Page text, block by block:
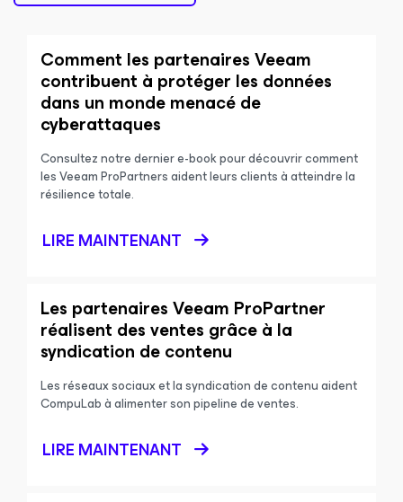
Comment les partenaires Veeam
contribuent à protéger les données
dans un monde menacé de
cyberattaques
Consultez notre dernier e-book pour découvrir comment
les Veeam ProPartners aident leurs clients à atteindre la
résilience totale.
LIRE MAINTENANT
Les partenaires Veeam ProPartner
réalisent des ventes grâce à la
syndication de contenu
Les réseaux sociaux et la syndication de contenu aident
CompuLab à alimenter son pipeline de ventes.
LIRE MAINTENANT